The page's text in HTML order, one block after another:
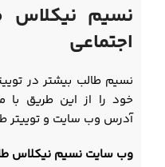
نسیم نیکلاس
اجتماعی
نسیم طالب بیشتر در
خود را از این طریق با
آدرس وب سایت و توییتر
وب سایت نسیم نیکلاس